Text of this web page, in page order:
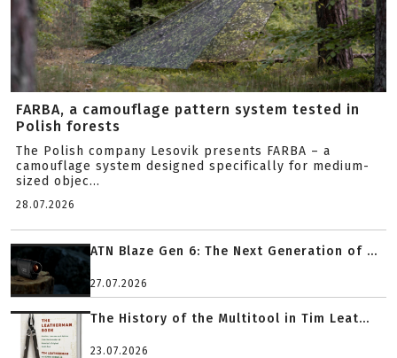
FARBA, a camouflage pattern system tested in
Polish forests
The Polish company Lesovik presents FARBA – a
camouflage system designed specifically for medium-
sized objec...
28.07.2026
ATN Blaze Gen 6: The Next Generation of ...
27.07.2026
The History of the Multitool in Tim Leat...
23.07.2026